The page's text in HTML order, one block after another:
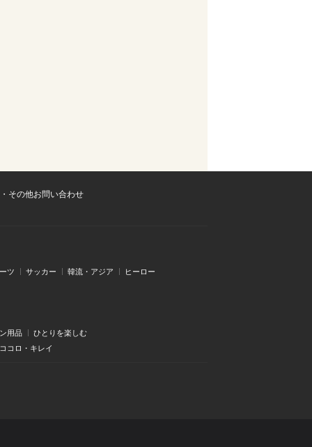
その他お問い合わせ
ツ サッカー 韓流・アジア ヒーロー
用品
ひとりを楽しむ
コロ・キレイ